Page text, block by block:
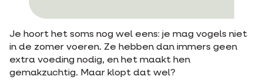
Je hoort het soms nog wel eens: je mag vogels niet
in de zomer voeren. Ze hebben dan immers geen
extra voeding nodig, en het maakt hen
gemakzuchtig. Maar klopt dat wel?